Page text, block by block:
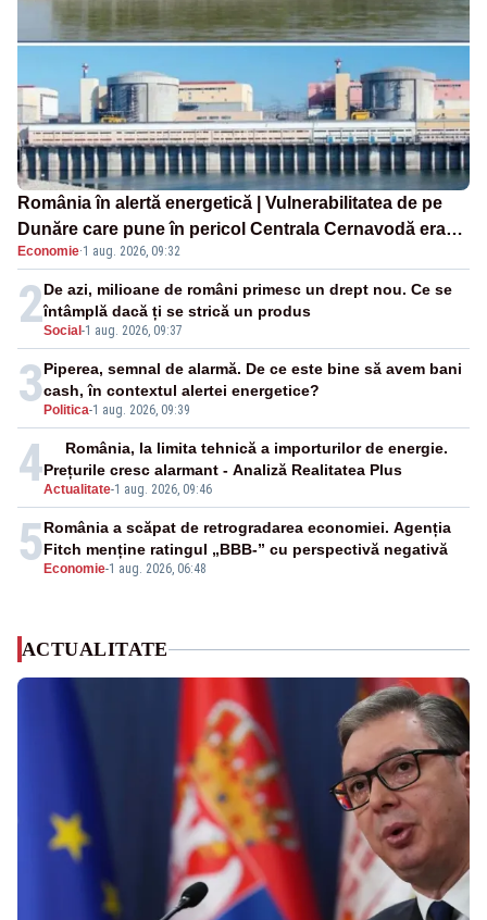
România în alertă energetică | Vulnerabilitatea de pe
Dunăre care pune în pericol Centrala Cernavodă era
cunoscută de pe vremea lui Ceaușescu
Economie·1 aug. 2026, 09:32
2Social -1 aug. 2026, 09:37
De azi, milioane de români primesc un drept nou. Ce se
întâmplă dacă ți se strică un produs
3 Politica-1 aug. 2026, 09:39
Piperea, semnal de alarmă. De ce este bine să avem bani
cash, în contextul alertei energetice?
4Actualitate-1 aug. 2026, 09:46
România, la limita tehnică a importurilor de energie.
Prețurile cresc alarmant - Analiză Realitatea Plus
5 Economie-1 aug. 2026, 06:48
România a scăpat de retrogradarea economiei. Agenția
Fitch menține ratingul „BBB-” cu perspectivă negativă
ACTUALITATE